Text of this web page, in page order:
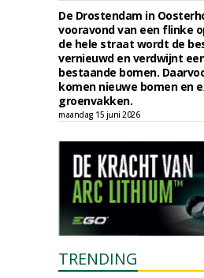
De Drostendam in
vooravond van een flinke
de hele straat wordt de
vernieuwd en verdwijnt
bestaande bomen.
komen nieuwe bomen en
groenvakken.
maandag 15 juni 2026
TRENDING